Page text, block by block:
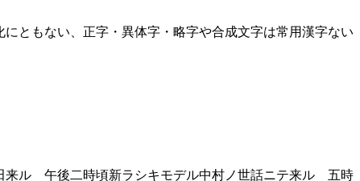
ともない、正字・異体字・略字や合成文字は常用漢字ない
ル 午後二時頃新ラシキモデル中村ノ世話ニテ来ル 五時